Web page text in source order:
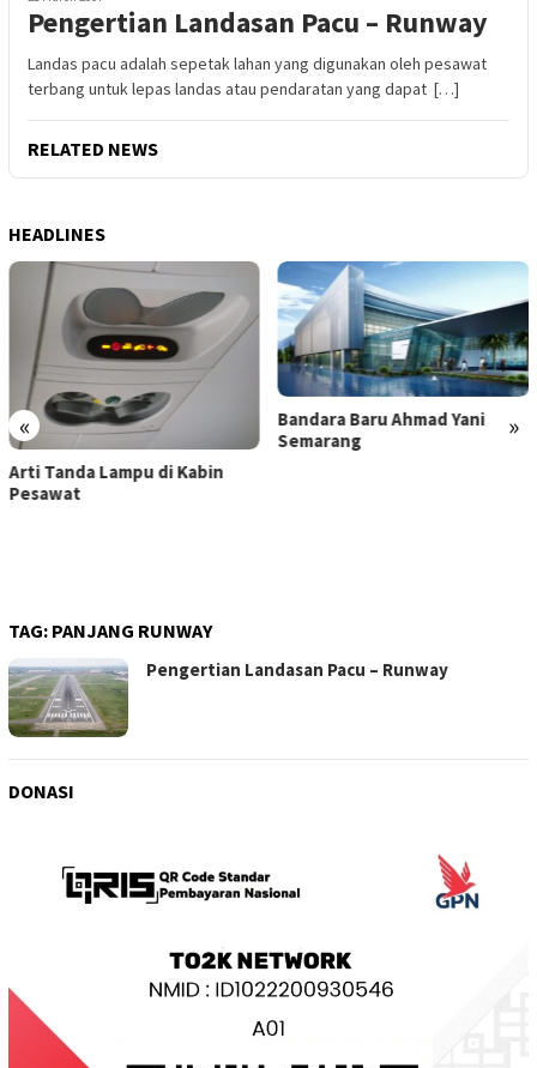
Pengertian Landasan Pacu – Runway
Landas pacu adalah sepetak lahan yang digunakan oleh pesawat
terbang untuk lepas landas atau pendaratan yang dapat […]
RELATED NEWS
HEADLINES
« »
Bandara Baru Ahmad Yani
Semarang
TAG: PANJANG RUNWAY
Pengertian Landasan Pacu – Runway
DONASI